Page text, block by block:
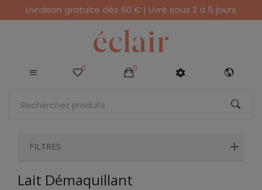
Livraison gratuite dès 60 € | Livré sous 2 à 5 jours
0 0
FILTRES
Lait Démaquillant